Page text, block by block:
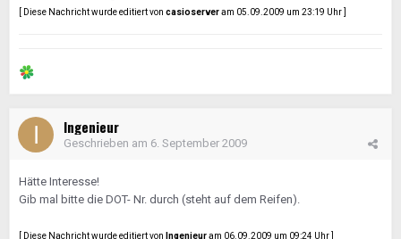
[ Diese Nachricht wurde editiert von casioserveram 05.09.2009 um 23:19 Uhr ]
Ingenieur
Geschrieben am 6. September 2009
Hätte Interesse!
Gib mal bitte die DOT- Nr. durch (steht auf dem Reifen).
[ Diese Nachricht wurde editiert von Ingenieuram 06.09.2009 um 09:24 Uhr ]